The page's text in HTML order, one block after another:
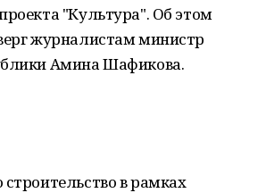
"Культура". Об этом
журналистам министр
Амина Шафикова.
в рамках